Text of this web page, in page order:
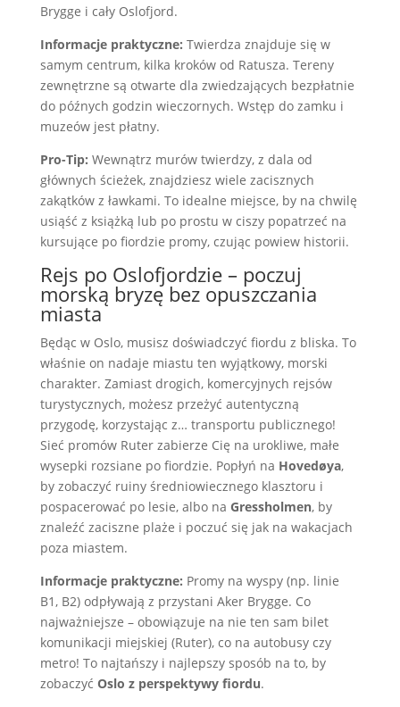
Brygge i cały Oslofjord.
Informacje praktyczne: Twierdza znajduje się w
samym centrum, kilka kroków od Ratusza. Tereny
zewnętrzne są otwarte dla zwiedzających bezpłatnie
do późnych godzin wieczornych. Wstęp do zamku i
muzeów jest płatny.
Pro-Tip: Wewnątrz murów twierdzy, z dala od
głównych ścieżek, znajdziesz wiele zacisznych
zakątków z ławkami. To idealne miejsce, by na chwilę
usiąść z książką lub po prostu w ciszy popatrzeć na
kursujące po fiordzie promy, czując powiew historii.
Rejs po Oslofjordzie – poczuj
morską bryzę bez opuszczania
miasta
Będąc w Oslo, musisz doświadczyć fiordu z bliska. To
właśnie on nadaje miastu ten wyjątkowy, morski
charakter. Zamiast drogich, komercyjnych rejsów
turystycznych, możesz przeżyć autentyczną
przygodę, korzystając z… transportu publicznego!
Sieć promów Ruter zabierze Cię na urokliwe, małe
wysepki rozsiane po fiordzie. Popłyń na Hovedøya,
by zobaczyć ruiny średniowiecznego klasztoru i
pospacerować po lesie, albo na Gressholmen, by
znaleźć zaciszne plaże i poczuć się jak na wakacjach
poza miastem.
Informacje praktyczne: Promy na wyspy (np. linie
B1, B2) odpływają z przystani Aker Brygge. Co
najważniejsze – obowiązuje na nie ten sam bilet
komunikacji miejskiej (Ruter), co na autobusy czy
metro! To najtańszy i najlepszy sposób na to, by
zobaczyć Oslo z perspektywy fiordu.